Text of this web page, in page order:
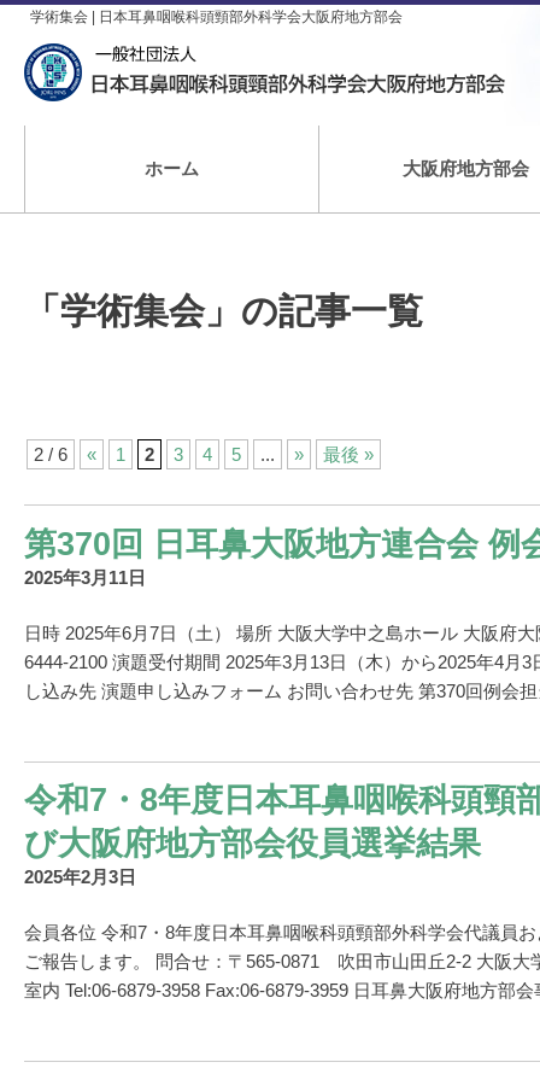
学術集会 | 日本耳鼻咽喉科頭頸部外科学会大阪府地方部会
ホーム 大阪府地方部会
「学術集会」の記事一覧
2 / 6 « 1 2 3 4 5 ... » 最後 »
第370回 日耳鼻大阪地方連合会 例
2025年3月11日
日時 2025年6月7日（土） 場所 大阪大学中之島ホール 大阪府
6444-2100 演題受付期間 2025年3月13日（木）から2025年4月
し込み先 演題申し込みフォーム お問い合わせ先 第370回例会
令和7・8年度日本耳鼻咽喉科頭頸
び大阪府地方部会役員選挙結果
2025年2月3日
会員各位 令和7・8年度日本耳鼻咽喉科頭頸部外科学会代議員
ご報告します。 問合せ：〒565-0871 吹田市山田丘2-2 大阪大
室内 Tel:06-6879-3958 Fax:06-6879-3959 日耳鼻大阪府地方部